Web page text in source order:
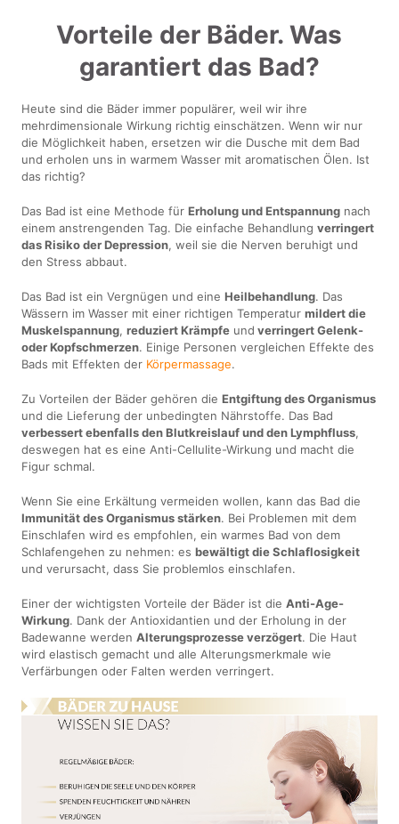
Vorteile der Bäder. Was
garantiert das Bad?
Heute sind die Bäder immer populärer, weil wir ihre
mehrdimensionale Wirkung richtig einschätzen. Wenn wir nur
die Möglichkeit haben, ersetzen wir die Dusche mit dem Bad
und erholen uns in warmem Wasser mit aromatischen Ölen. Ist
das richtig?
Das Bad ist eine Methode fürErholung und Entspannung nach
einem anstrengenden Tag. Die einfache Behandlungverringert
das Risiko der Depression, weil sie die Nerven beruhigt und
den Stress abbaut.
Das Bad ist ein Vergnügen und eineHeilbehandlung. Das
Wässern im Wasser mit einer richtigen Temperaturmildert die
Muskelspannung,reduziert Krämpfe und verringert Gelenk-
oder Kopfschmerzen. Einige Personen vergleichen Effekte des
Bads mit Effekten der Körpermassage.
Zu Vorteilen der Bäder gehören dieEntgiftung des Organismus
und die Lieferung der unbedingten Nährstoffe. Das Bad
verbessert ebenfalls den Blutkreislauf und den Lymphfluss,
deswegen hat es eine Anti-Cellulite-Wirkung und macht die
Figur schmal.
Wenn Sie eine Erkältung vermeiden wollen, kann das Bad die
Immunität des Organismus stärken. Bei Problemen mit dem
Einschlafen wird es empfohlen, ein warmes Bad von dem
Schlafengehen zu nehmen: esbewältigt die Schlaflosigkeit
und verursacht, dass Sie problemlos einschlafen.
Einer der wichtigsten Vorteile der Bäder ist dieAnti-Age-
Wirkung. Dank der Antioxidantien und der Erholung in der
Badewanne werdenAlterungsprozesse verzögert. Die Haut
wird elastisch gemacht und alle Alterungsmerkmale wie
Verfärbungen oder Falten werden verringert.